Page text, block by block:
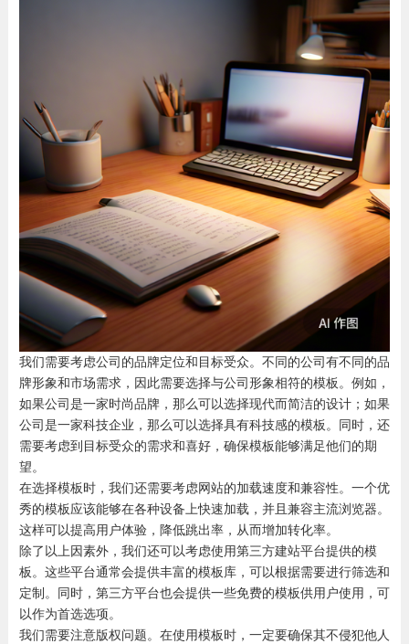
我们需要考虑公司的品牌定位和目标受众。不同的公司有不同的品
牌形象和市场需求，因此需要选择与公司形象相符的模板。例如，
如果公司是一家时尚品牌，那么可以选择现代而简洁的设计；如果
公司是一家科技企业，那么可以选择具有科技感的模板。同时，还
需要考虑到目标受众的需求和喜好，确保模板能够满足他们的期
望。
在选择模板时，我们还需要考虑网站的加载速度和兼容性。一个优
秀的模板应该能够在各种设备上快速加载，并且兼容主流浏览器。
这样可以提高用户体验，降低跳出率，从而增加转化率。
除了以上因素外，我们还可以考虑使用第三方建站平台提供的模
板。这些平台通常会提供丰富的模板库，可以根据需要进行筛选和
定制。同时，第三方平台也会提供一些免费的模板供用户使用，可
以作为首选选项。
我们需要注意版权问题。在使用模板时，一定要确保其不侵犯他人